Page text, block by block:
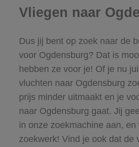
Vliegen naar
Dus jij bent op zoek naar de
voor Ogdensburg? Dat is
hebben ze voor je! Of je nu
vluchten naar Ogdensburg
prijs minder uitmaakt en je
naar Ogdensburg gaat. Jij
in onze zoekmachine aan, en
zoekwerk! Vind je ook dat de